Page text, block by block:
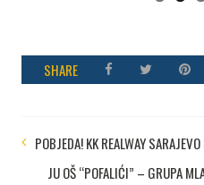
SHARE
POBJEDA! KK REALWAY
JU OŠ “POFALIĆI” – GRUPA